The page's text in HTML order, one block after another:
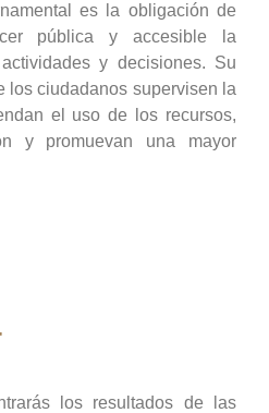
es la obligación de
pública y accesible la
y decisiones. Su
los ciudadanos supervisen la
el uso de los recursos,
y promuevan una mayor
los resultados de las